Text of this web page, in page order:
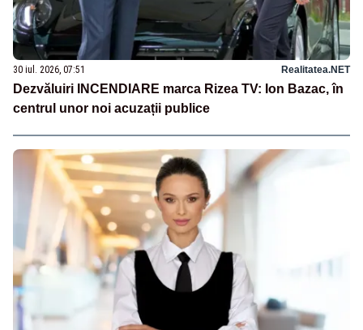
30 iul. 2026, 07:51 Realitatea.NET
Dezvăluiri INCENDIARE marca Rizea TV: Ion Bazac, în
centrul unor noi acuzații publice